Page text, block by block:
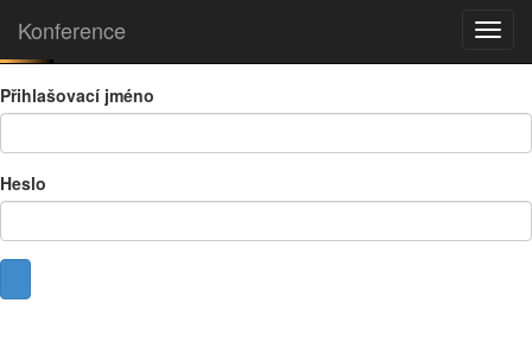
Konference
Přihlašovací jméno
Heslo